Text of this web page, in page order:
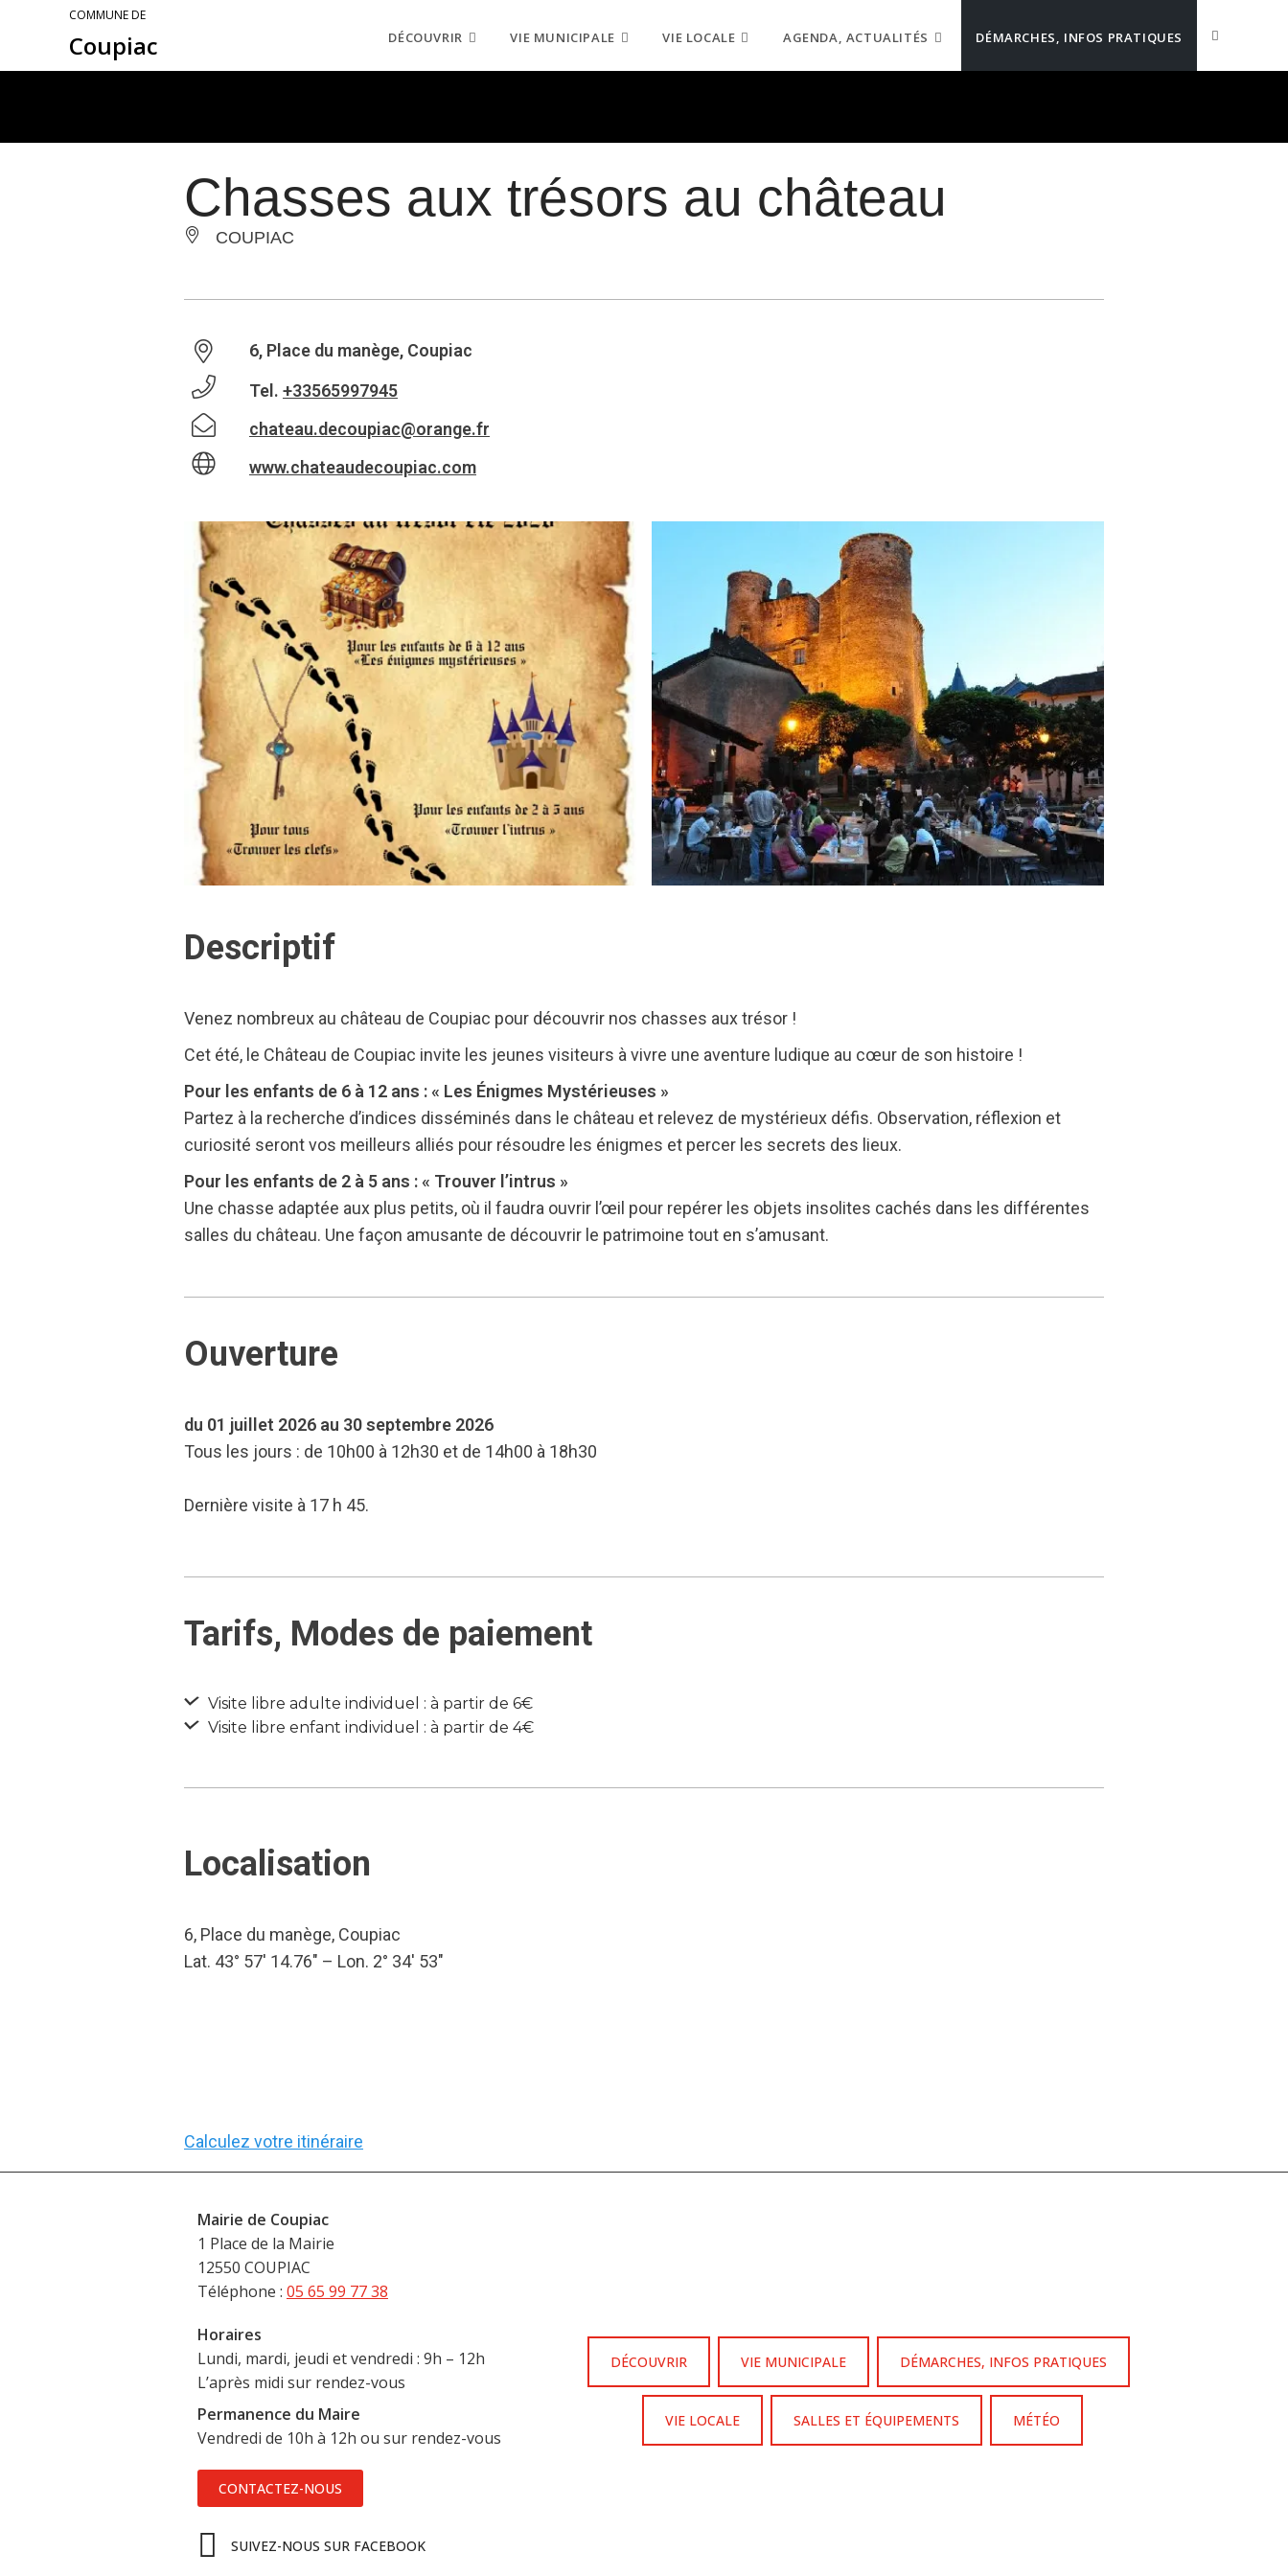
COMMUNE DE
Coupiac DÉCOUVRIR VIE MUNICIPALE VIE LOCALE AGENDA, ACTUALITÉS DÉMARCHES, INFOS PRATIQUES
Chasses aux trésors au château
COUPIAC
6, Place du manège, Coupiac
Tel. +33565997945
chateau.decoupiac@orange.fr
www.chateaudecoupiac.com
Descriptif
Venez nombreux au château de Coupiac pour découvrir nos chasses aux trésor !
Cet été, le Château de Coupiac invite les jeunes visiteurs à vivre une aventure ludique au cœur de son histoire !
Pour les enfants de 6 à 12 ans : « Les Énigmes Mystérieuses »
Partez à la recherche d’indices disséminés dans le château et relevez de mystérieux défis. Observation, réflexion et
curiosité seront vos meilleurs alliés pour résoudre les énigmes et percer les secrets des lieux.
Pour les enfants de 2 à 5 ans : « Trouver l’intrus »
Une chasse adaptée aux plus petits, où il faudra ouvrir l’œil pour repérer les objets insolites cachés dans les différentes
salles du château. Une façon amusante de découvrir le patrimoine tout en s’amusant.
Ouverture
du 01 juillet 2026 au 30 septembre 2026
Tous les jours : de 10h00 à 12h30 et de 14h00 à 18h30
Dernière visite à 17 h 45.
Tarifs, Modes de paiement
Visite libre adulte individuel : à partir de 6€
Visite libre enfant individuel : à partir de 4€
Localisation
6, Place du manège, Coupiac
Lat. 43° 57′ 14.76″ – Lon. 2° 34′ 53″
Calculez votre itinéraire
Mairie de Coupiac
1 Place de la Mairie
12550 COUPIAC
Téléphone : 05 65 99 77 38
Horaires
Lundi, mardi, jeudi et vendredi : 9h – 12h
L’après midi sur rendez-vous
Permanence du Maire
Vendredi de 10h à 12h ou sur rendez-vous
CONTACTEZ-NOUS
SUIVEZ-NOUS SUR FACEBOOK
DÉCOUVRIR VIE MUNICIPALE DÉMARCHES, INFOS PRATIQUES
VIE LOCALE SALLES ET ÉQUIPEMENTS MÉTÉO